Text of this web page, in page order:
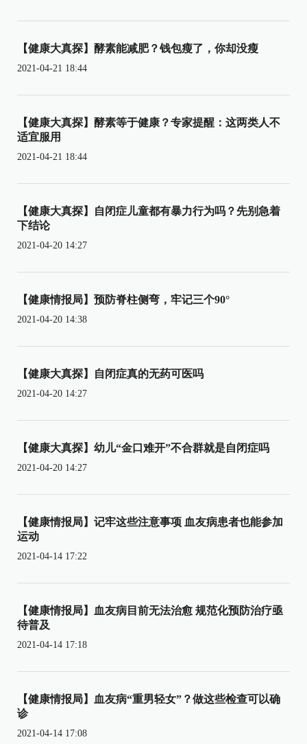
【健康大真探】酵素能减肥？钱包瘦了，你却没瘦
2021-04-21 18:44
【健康大真探】酵素等于健康？专家提醒：这两类人不
适宜服用
2021-04-21 18:44
【健康大真探】自闭症儿童都有暴力行为吗？先别急着
下结论
2021-04-20 14:27
【健康情报局】预防脊柱侧弯，牢记三个90°
2021-04-20 14:38
【健康大真探】自闭症真的无药可医吗
2021-04-20 14:27
【健康大真探】幼儿“金口难开”不合群就是自闭症吗
2021-04-20 14:27
【健康情报局】记牢这些注意事项 血友病患者也能参加
运动
2021-04-14 17:22
【健康情报局】血友病目前无法治愈 规范化预防治疗亟
待普及
2021-04-14 17:18
【健康情报局】血友病“重男轻女”？做这些检查可以确
诊
2021-04-14 17:08